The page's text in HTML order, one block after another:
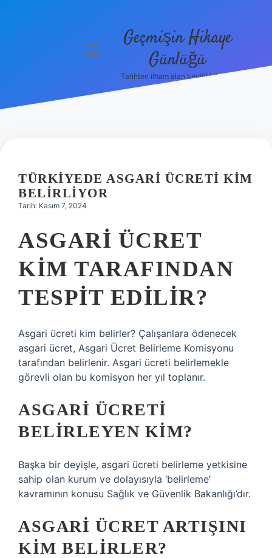
Hakkımızda
menüyü
Geçmişin Hikaye
Günlüğü
Tarihten ilham alan keyifli bilgiler!
TÜRKIYEDE ASGARI ÜCRETI KIM
BELIRLIYOR
Tarih: Kasım 7, 2024
ASGARI ÜCRET
KIM TARAFINDAN
TESPIT EDILIR?
Asgari ücreti kim belirler? Çalışanlara ödenecek
asgari ücret, Asgari Ücret Belirleme Komisyonu
tarafından belirlenir. Asgari ücreti belirlemekle
görevli olan bu komisyon her yıl toplanır.
ASGARI ÜCRETI
BELIRLEYEN KIM?
Başka bir deyişle, asgari ücreti belirleme yetkisine
sahip olan kurum ve dolayısıyla ‘belirleme’
kavramının konusu Sağlık ve Güvenlik Bakanlığı’dır.
ASGARI ÜCRET ARTIŞINI
KIM BELIRLER?